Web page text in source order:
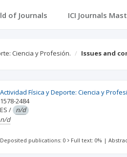
of Journals ICI Journals
Ciencia y Profesión. Issues and
Actividad Física y Deporte: Ciencia y
1578-2484
ES / n/d
n/d
Deposited publications: 0 Full text: 0% |